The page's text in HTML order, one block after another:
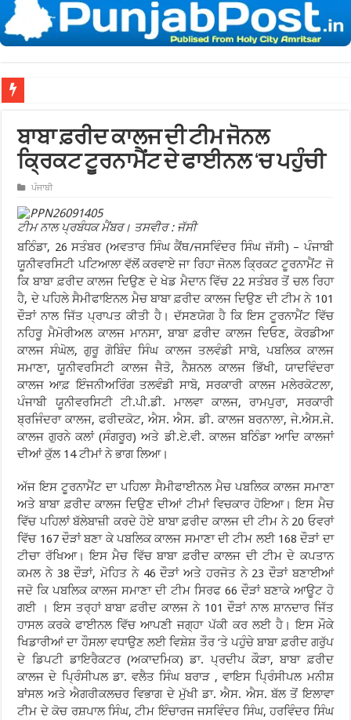
ਬਾਬਾ ਫ਼ਰੀਦ ਕਾਲਜ ਦੀ ਟੀਮ ਜੋਨਲ
ਕ੍ਰਿਕਟ ਟੂਰਨਾਮੈਂਟ ਦੇ ਫਾਈਨਲ ‘ਚ ਪਹੁੰਚੀ
ਪੰਜਾਬੀ
ਟੀਮ ਨਾਲ ਪ੍ਰਬੰਧਕ ਮੈਂਬਰ। ਤਸਵੀਰ : ਜੱਸੀ
ਬਠਿੰਡਾ, 26 ਸਤੰਬਰ (ਅਵਤਾਰ ਸਿੰਘ ਕੈਂਥ/ਜਸਵਿੰਦਰ ਸਿੰਘ ਜੱਸੀ) – ਪੰਜਾਬੀ
ਯੂਨੀਵਰਸਿਟੀ ਪਟਿਆਲਾ ਵੱਲੋਂ ਕਰਵਾਏ ਜਾ ਰਿਹਾ ਜੋਨਲ ਕ੍ਰਿਕਟ ਟੂਰਨਾਮੈਂਟ ਜੋ
ਕਿ ਬਾਬਾ ਫ਼ਰੀਦ ਕਾਲਜ ਦਿਉਣ ਦੇ ਖੇਡ ਮੈਦਾਨ ਵਿੱਚ 22 ਸਤੰਬਰ ਤੋਂ ਚਲ ਰਿਹਾ
ਹੈ, ਦੇ ਪਹਿਲੇ ਸੈਮੀਫਾਇਨਲ ਮੈਚ ਬਾਬਾ ਫ਼ਰੀਦ ਕਾਲਜ ਦਿਉਣ ਦੀ ਟੀਮ ਨੇ 101
ਦੌੜਾਂ ਨਾਲ ਜਿੱਤ ਪ੍ਰਾਪਤ ਕੀਤੀ ਹੈ। ਦੱਸਣਯੋਗ ਹੈ ਕਿ ਇਸ ਟੂਰਨਾਮੈਂਟ ਵਿੱਚ
ਨਹਿਰੂ ਮੈਮੋਰੀਅਲ ਕਾਲਜ ਮਾਨਸਾ, ਬਾਬਾ ਫ਼ਰੀਦ ਕਾਲਜ ਦਿਓਣ, ਕੋਰਡੀਆ
ਕਾਲਜ ਸੰਘੋਲ, ਗੁਰੂ ਗੋਬਿੰਦ ਸਿੰਘ ਕਾਲਜ ਤਲਵੰਡੀ ਸਾਬੋ, ਪਬਲਿਕ ਕਾਲਜ
ਸਮਾਣਾ, ਯੂਨੀਵਰਸਿਟੀ ਕਾਲਜ ਜੈਤੋ, ਨੈਸ਼ਨਲ ਕਾਲਜ ਭਿੱਖੀ, ਯਾਦਵਿੰਦਰਾ
ਕਾਲਜ ਆਫ਼ ਇੰਜਨੀਅਰਿੰਗ ਤਲਵੰਡੀ ਸਾਬੋ, ਸਰਕਾਰੀ ਕਾਲਜ ਮਲੇਰਕੋਟਲਾ,
ਪੰਜਾਬੀ ਯੂਨੀਵਰਸਿਟੀ ਟੀ.ਪੀ.ਡੀ. ਮਾਲਵਾ ਕਾਲਜ, ਰਾਮਪੁਰਾ, ਸਰਕਾਰੀ
ਬ੍ਰਜਿੰਦਰਾ ਕਾਲਜ, ਫਰੀਦਕੋਟ, ਐਸ. ਐਸ. ਡੀ. ਕਾਲਜ ਬਰਨਾਲਾ, ਜੇ.ਐਸ.ਜੇ.
ਕਾਲਜ ਗੁਰਨੇ ਕਲਾਂ (ਸੰਗਰੂਰ) ਅਤੇ ਡੀ.ਏ.ਵੀ. ਕਾਲਜ ਬਠਿੰਡਾ ਆਦਿ ਕਾਲਜਾਂ
ਦੀਆਂ ਕੁੱਲ 14 ਟੀਮਾਂ ਨੇ ਭਾਗ ਲਿਆ।
ਅੱਜ ਇਸ ਟੂਰਨਾਮੈਂਟ ਦਾ ਪਹਿਲਾ ਸੈਮੀਫਾਈਨਲ ਮੈਚ ਪਬਲਿਕ ਕਾਲਜ ਸਮਾਣਾ
ਅਤੇ ਬਾਬਾ ਫ਼ਰੀਦ ਕਾਲਜ ਦਿਉਣ ਦੀਆਂ ਟੀਮਾਂ ਵਿਚਕਾਰ ਹੋਇਆ। ਇਸ ਮੈਚ
ਵਿੱਚ ਪਹਿਲਾਂ ਬੱਲੇਬਾਜ਼ੀ ਕਰਦੇ ਹੋਏ ਬਾਬਾ ਫ਼ਰੀਦ ਕਾਲਜ ਦੀ ਟੀਮ ਨੇ 20 ਓਵਰਾਂ
ਵਿੱਚ 167 ਦੌੜਾਂ ਬਣਾ ਕੇ ਪਬਲਿਕ ਕਾਲਜ ਸਮਾਣਾ ਦੀ ਟੀਮ ਲਈ 168 ਦੌੜਾਂ ਦਾ
ਟੀਚਾ ਰੱਖਿਆ। ਇਸ ਮੈਚ ਵਿੱਚ ਬਾਬਾ ਫ਼ਰੀਦ ਕਾਲਜ ਦੀ ਟੀਮ ਦੇ ਕਪਤਾਨ
ਕਮਲ ਨੇ 38 ਦੌੜਾਂ, ਮੋਹਿਤ ਨੇ 46 ਦੌੜਾਂ ਅਤੇ ਹਰਜੋਤ ਨੇ 23 ਦੌੜਾਂ ਬਣਾਈਆਂ
ਜਦੋ ਕਿ ਪਬਲਿਕ ਕਾਲਜ ਸਮਾਣਾ ਦੀ ਟੀਮ ਸਿਰਫ 66 ਦੌੜਾਂ ਬਣਾਕੇ ਆਊਟ ਹੋ
ਗਈ । ਇਸ ਤਰ੍ਹਾਂ ਬਾਬਾ ਫ਼ਰੀਦ ਕਾਲਜ ਨੇ 101 ਦੌੜਾਂ ਨਾਲ ਸ਼ਾਨਦਾਰ ਜਿੱਤ
ਹਾਸਲ ਕਰਕੇ ਫਾਈਨਲ ਵਿੱਚ ਆਪਣੀ ਜਗ੍ਹਾ ਪੱਕੀ ਕਰ ਲਈ ਹੈ। ਇਸ ਮੌਕੇ
ਖਿਡਾਰੀਆਂ ਦਾ ਹੌਸਲਾ ਵਧਾਉਣ ਲਈ ਵਿਸ਼ੇਸ਼ ਤੌਰ ‘ਤੇ ਪਹੁੰਚੇ ਬਾਬਾ ਫ਼ਰੀਦ ਗਰੁੱਪ
ਦੇ ਡਿਪਟੀ ਡਾਇਰੈਕਟਰ (ਅਕਾਦਮਿਕ) ਡਾ. ਪ੍ਰਦੀਪ ਕੌੜਾ, ਬਾਬਾ ਫ਼ਰੀਦ
ਕਾਲਜ ਦੇ ਪ੍ਰਿੰਸੀਪਲ ਡਾ. ਵਲੈਤ ਸਿੰਘ ਬਰਾੜ , ਵਾਇਸ ਪ੍ਰਿੰਸੀਪਲ ਮਨੀਸ਼
ਬਾਂਸਲ ਅਤੇ ਐਗਰੀਕਲਚਰ ਵਿਭਾਗ ਦੇ ਮੁੱਖੀ ਡਾ. ਐਸ. ਐਸ. ਬੱਲ ਤੋਂ ਇਲਾਵਾ
ਟੀਮ ਦੇ ਕੋਚ ਰਸ਼ਪਾਲ ਸਿੰਘ, ਟੀਮ ਇੰਚਾਰਜ ਜਸਵਿੰਦਰ ਸਿੰਘ, ਹਰਵਿੰਦਰ ਸਿੰਘ